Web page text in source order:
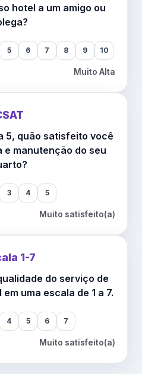
hotel a um amigo ou
5 6 7 8 9 10
Muito Alta
5, quão satisfeito você
e manutenção do seu
3 4 5
Muito satisfeito(a)
1-7
do serviço de
uma escala de 1 a 7.
4 5 6 7
Muito satisfeito(a)